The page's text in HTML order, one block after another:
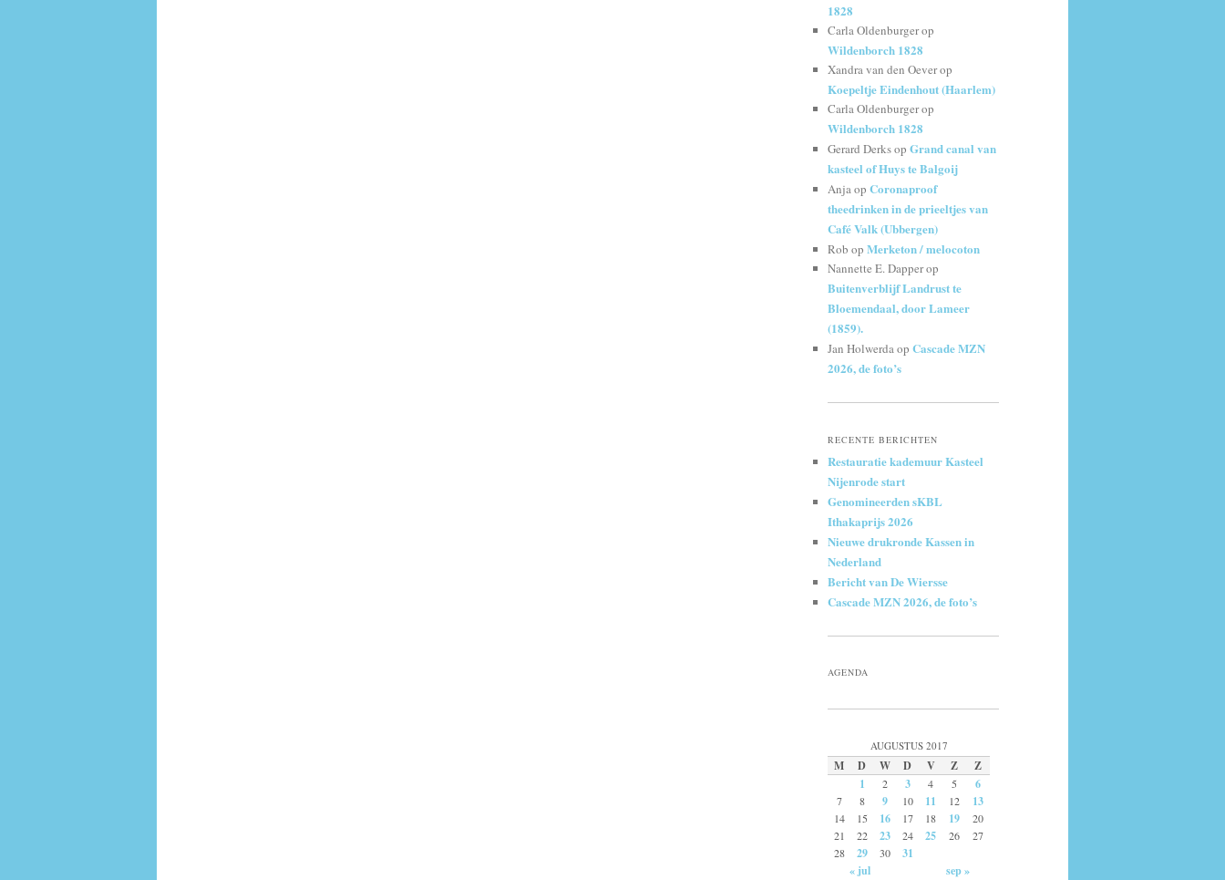
1828
Carla Oldenburgerop
Wildenborch 1828
Xandra van den Oeverop
Koepeltje Eindenhout (Haarlem)
Carla Oldenburgerop
Wildenborch 1828
Gerard Derksop Grand canal van
kasteel of Huys te Balgoij
Anjaop Coronaproof
theedrinken in de prieeltjes van
Café Valk (Ubbergen)
Rob op Merketon / melocoton
Nannette E. Dapperop
Buitenverblijf Landrust te
Bloemendaal, door Lameer
(1859).
Jan Holwerdaop Cascade MZN
2026, de foto’s
RECENTE BERICHTEN
Restauratie kademuur Kasteel
Nijenrode start
Genomineerden sKBL
Ithakaprijs 2026
Nieuwe drukronde Kassen in
Nederland
Bericht van De Wiersse
Cascade MZN 2026, de foto’s
AGENDA
AUGUSTUS 2017
M D W D V Z
Z
1
2 3 4 5 6
7 8 9 10 11 12 13
14 15 16 17 18 19
20
21
22 23 24 25 26
27
28
29 30
31
« jul
sep »